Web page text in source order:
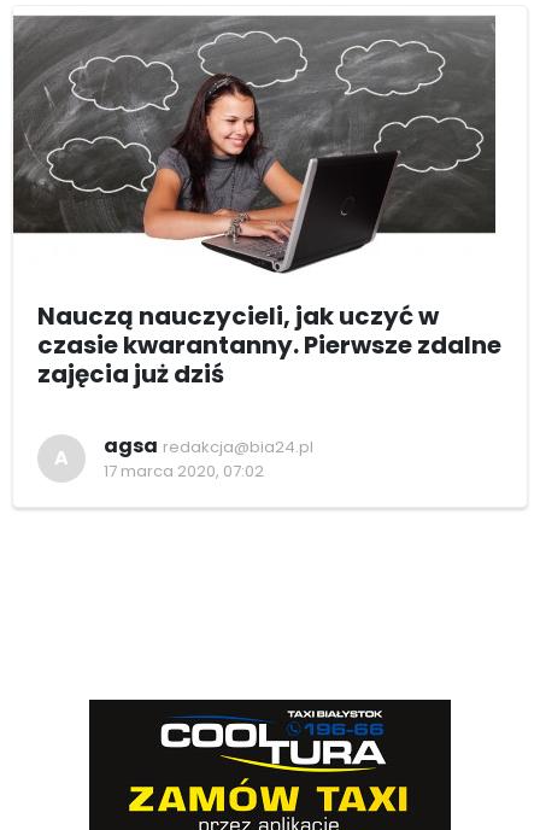
Nauczą nauczycieli, jak uczyć w
czasie kwarantanny. Pierwsze zdalne
zajęcia już dziś
A agsa redakcja@bia24.pl
17 marca 2020, 07:02